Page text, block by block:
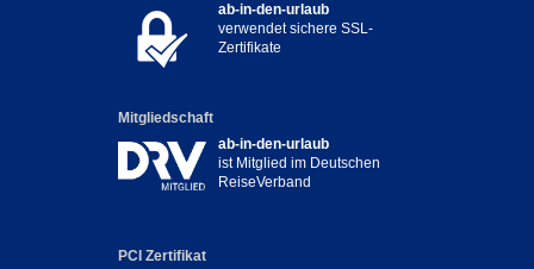
ab-in-den-urlaub
verwendet sichere SSL-
Zertifikate
Mitgliedschaft
ab-in-den-urlaub
ist Mitglied im Deutschen
ReiseVerband
PCI Zertifikat